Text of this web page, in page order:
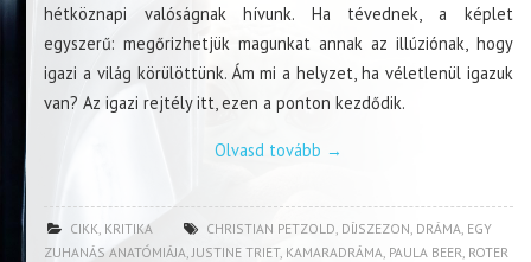
hétköznapi valóságnak hívunk. Ha tévednek, a képlet
egyszerű: megőrizhetjük magunkat annak az illúziónak, hogy
igazi a világ körülöttünk. Ám mi a helyzet, ha véletlenül igazuk
van? Az igazi rejtély itt, ezen a ponton kezdődik.
Olvasd tovább →
CIKK KRITIKA CHRISTIAN PETZOLD DÍJSZEZON DRÁMA EGY
ZUHANÁS ANATÓMIÁJA JUSTINE TRIET, KAMARADRÁMA PAULA BEER ROTER